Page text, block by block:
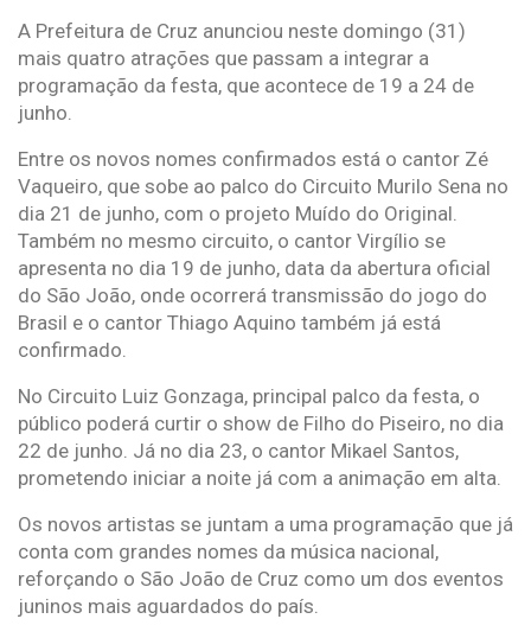
A Prefeitura de Cruz anunciou neste domingo (31)
mais quatro atrações que passam a integrar a
programação da festa, que acontece de 19 a 24 de
junho.
Entre os novos nomes confirmados está o cantor Zé
Vaqueiro, que sobe ao palco do Circuito Murilo Sena no
dia 21 de junho, com o projeto Muído do Original.
Também no mesmo circuito, o cantor Virgílio se
apresenta no dia 19 de junho, data da abertura oficial
do São João, onde ocorrerá transmissão do jogo do
Brasil e o cantor Thiago Aquino também já está
confirmado.
No Circuito Luiz Gonzaga, principal palco da festa, o
público poderá curtir o show de Filho do Piseiro, no dia
22 de junho. Já no dia 23, o cantor Mikael Santos,
prometendo iniciar a noite já com a animação em alta.
Os novos artistas se juntam a uma programação que já
conta com grandes nomes da música nacional,
reforçando o São João de Cruz como um dos eventos
juninos mais aguardados do país.